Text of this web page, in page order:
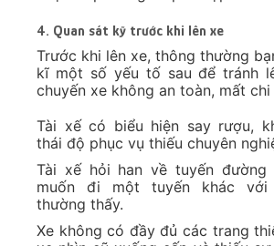
Định
Taxi Nội
Bài Đi Cẩm
Thủy
1,480,000 1,810,000
Bài Đi Hậu
Lộc
1,570,000 1,920,000
Lưu ý:
Bảng giá chưa bao gồm thuế
đường